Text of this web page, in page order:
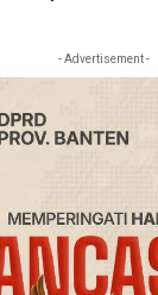
- Advertisement -